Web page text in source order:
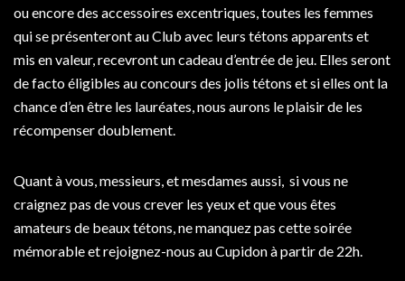
ou encore des accessoires excentriques, toutes les femmes
qui se présenteront au Club avec leurs tétons apparents et
mis en valeur, recevront un cadeau d’entrée de jeu. Elles seront
de facto éligibles au concours des jolis tétons et si elles ont la
chance d’en être les lauréates, nous aurons le plaisir de les
récompenser doublement.
Quant à vous, messieurs, et mesdames aussi, si vous ne
craignez pas de vous crever les yeux et que vous êtes
amateurs de beaux tétons, ne manquez pas cette soirée
mémorable et rejoignez-nous au Cupidon à partir de 22h.